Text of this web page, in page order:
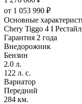
от 1 053 990 ₽
Основные
Chery Tiggo 4 I
Гарантия 2 года
Внедорожник
Бензин
2.0 л.
122 л. с.
Вариатор
Передний
284 км.